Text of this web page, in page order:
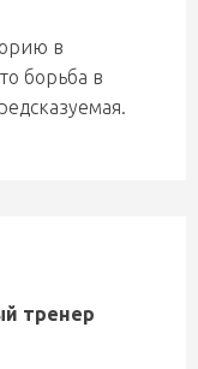
в
борьба в
тренер